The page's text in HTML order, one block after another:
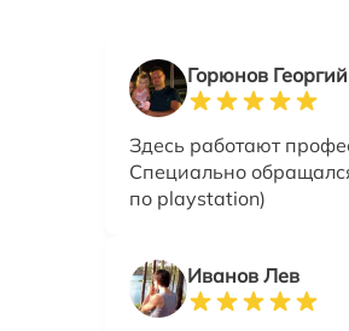
Горюнов Георгий
Здесь работают
Специально
по playstation)
Иванов Лев